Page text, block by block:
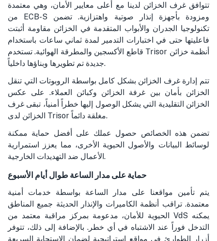
تتوافق غرف الخزائن لدينا مع أعلى معايير الأمان، وهي معتمدة
من ECB-S ومزودة بأجهزة إنذار صوتية واهتزازية. تضمن
تكنولوجيا الجدران والأبواب المتقدمة في الخزائن مقاومة أثبتت
فاعليتها حتى في اختبارات التدمير لمدة ثماني ساعات باستخدام
قاطع الأكسجين والمطرقة الهوائية. تستخدم Trisor أنظمة خزائن
جديدة تم تطويرها وبناؤها داخلياً.
تتم إدارة غرف الخزائن بشكل كامل بواسطة الروبوتات التي تنقل
الخزائن بأمان بين غرفة الخزائن وكبائن العملاء. على عكس
الخزائن التقليدية التي يشكل الوصول إليها خطراً أمنياً، تبقى غرف
الخزائن لدى Trisor مغلقة دائماً.
تضمن هذه الخصائص حصول عملك على أفضل حماية ممكنة
لوسائط البيانات والأصول الحيوية الأخرى، مما يعزز استمرارية
الأعمال ضد التهديدات الخارجية.
حماية على مدار الساعة طوال أيام الأسبوع
يتم تأمين مواقعنا على مدار الساعة بواسطة خدمات أمنية
معتمدة. تراقب أنظمة الكاميرات والإنذار الحديثة جميع المناطق
الحيوية للأمان، مدعومة بمركز مراقبة معتمد من VdS يمكنه
التدخل فوراً عند الاشتباه في أي خطر. بالإضافة إلى ذلك، تتوفر
أزرار الطوارئ في مواقع استراتيجية لضمان الاستجابة السريعة